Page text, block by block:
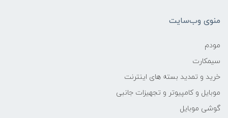
منوی وب‌سایت
مودم
سیمکارت
خرید و تمدید بسته های اینترنت
موبایل و کامپیوتر و تجهیزات جانبی
گوشی موبایل